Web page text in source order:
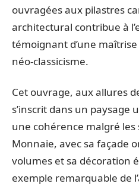
ouvragées aux pilastres
architectural contribue à
témoignant d’une
néo-classicisme.
Cet ouvrage, aux allures
s’inscrit dans un paysage
une cohérence malgré les
Monnaie, avec sa façade
volumes et sa décoration
exemple remarquable de